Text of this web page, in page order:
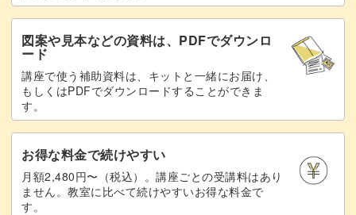
図案や見本などの資料は、PDFでダウンロ
ード
講座で使う補助資料は、キットと一緒にお届け、
もしくはPDFでダウンロードすることができま
す。
お得な料金で続けやすい
月額2,480円〜（税込）。講座ごとの受講料はあり
ません。教室に比べて続けやすいお得な料金で
す。